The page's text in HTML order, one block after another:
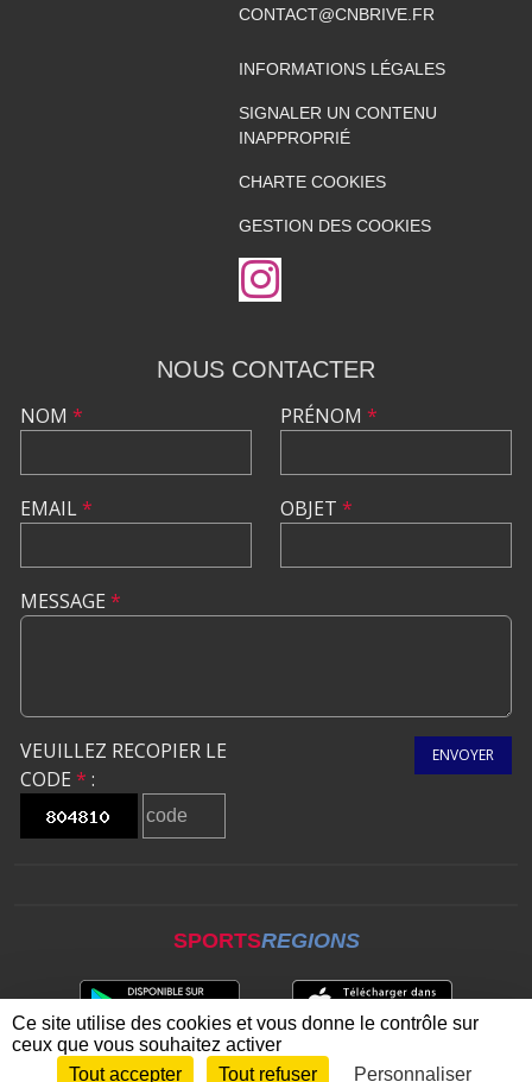
CONTACT@CNBRIVE.FR
INFORMATIONS LÉGALES
SIGNALER UN CONTENU
INAPPROPRIÉ
CHARTE COOKIES
GESTION DES COOKIES
NOUS CONTACTER
NOM *
EMAIL*
PRÉNOM *
OBJET *
MESSAGE *
VEUILLEZ RECOPIER LE
CODE * :
ENVOYER
SPORTSREGIONS
Envie de participer ? CONNEXION
Ce site utilise des cookies et vous donne le contrôle sur
ceux que vous souhaitez activer
Tout accepter
Tout refuser Personnaliser